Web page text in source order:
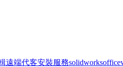
遠端代客安裝服務solidworksoffice